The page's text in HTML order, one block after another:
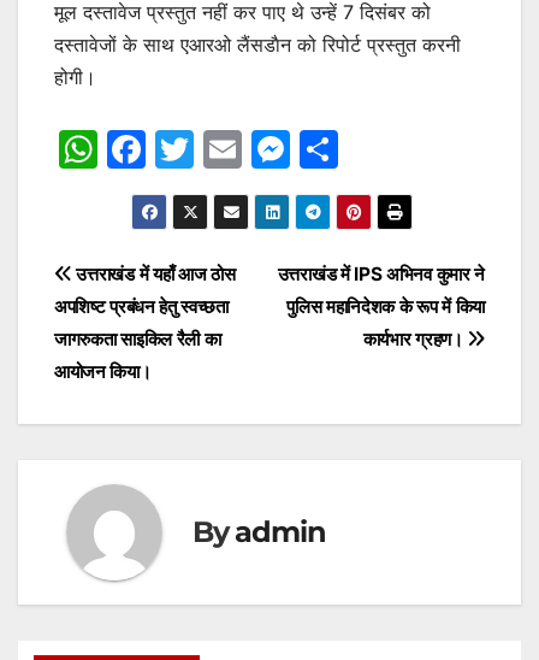
मूल दस्तावेज प्रस्तुत नहीं कर पाए थे उन्हें 7 दिसंबर को
दस्तावेजों के साथ एआरओ लैंसडाैन को रिपोर्ट प्रस्तुत करनी
होगी।
W
s
A
p
p
F
a
c
e
b
o
o
k
T
w
itt
er
E
m
ai
M
e
s
s
e
er
h
ar
e
Post
navigation
उत्तराखंड में IPS अभिनव कुमार ने
पुलिस महानिदेशक के रूप में किया
कार्यभार ग्रहण।
उत्तराखंड में यहाँ आज ठोस
अपशिष्ट प्रबंधन हेतु स्वच्छता
जागरुकता साइकिल रैली का
आयोजन किया।
Byadmin